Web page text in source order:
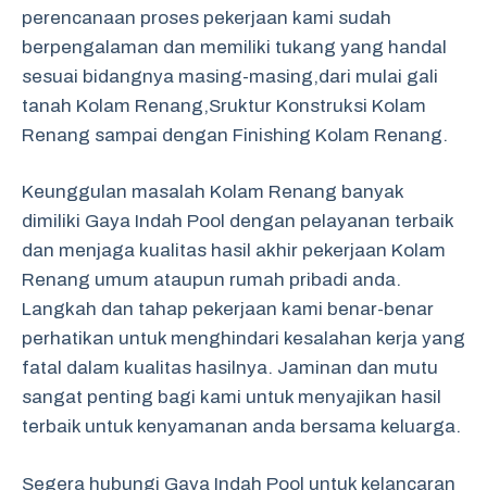
perencanaan proses pekerjaan kami sudah
berpengalaman dan memiliki tukang yang handal
sesuai bidangnya masing-masing,dari mulai gali
tanah Kolam Renang,Sruktur Konstruksi Kolam
Renang sampai dengan Finishing Kolam Renang.
Keunggulan masalah Kolam Renang banyak
dimiliki Gaya Indah Pool dengan pelayanan terbaik
dan menjaga kualitas hasil akhir pekerjaan Kolam
Renang umum ataupun rumah pribadi anda.
Langkah dan tahap pekerjaan kami benar-benar
perhatikan untuk menghindari kesalahan kerja yang
fatal dalam kualitas hasilnya. Jaminan dan mutu
sangat penting bagi kami untuk menyajikan hasil
terbaik untuk kenyamanan anda bersama keluarga.
Segera hubungi Gaya Indah Pool untuk kelancaran